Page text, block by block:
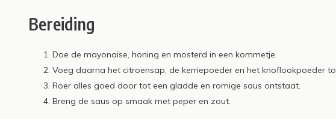
Bereiding
Doe de mayonaise, honing en mosterd in een kommetje.
Voeg daarna het citroensap, de kerriepoeder en het knoflookpoeder
Roer alles goed door tot een gladde en romige saus ontstaat.
Breng de saus op smaak met peper en zout.